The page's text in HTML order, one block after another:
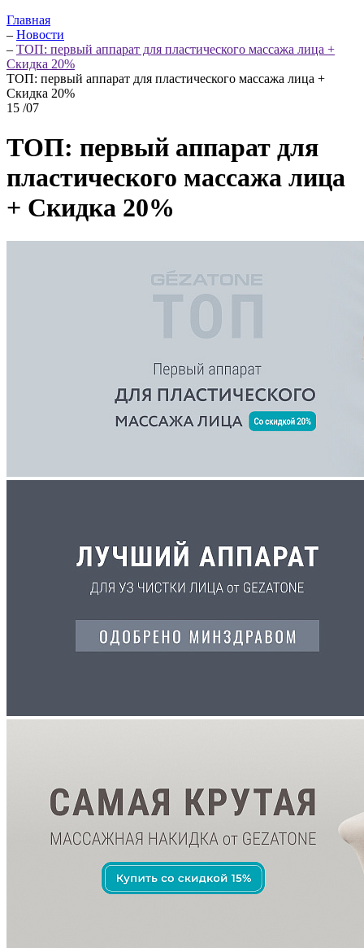
Главная
– Новости
– ТОП: первый аппарат для пластического массажа лица +
Скидка 20%
ТОП: первый аппарат для пластического массажа лица +
Скидка 20%
15 /07
ТОП: первый аппарат для
пластического массажа лица
+ Скидка 20%